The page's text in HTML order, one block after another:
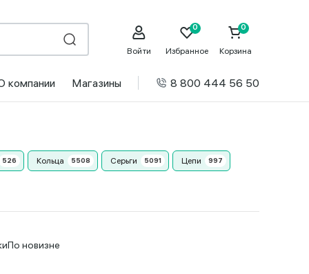
Войти Избранное Корзина
компании Магазины 8 800 444 56 50
Кольца Серьги Цепи
По новизне